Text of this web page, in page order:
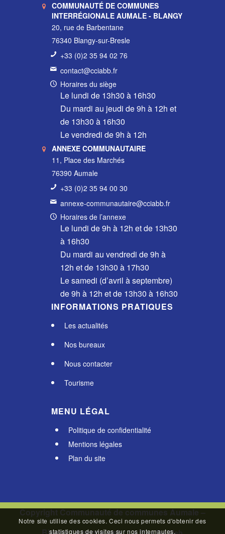
COMMUNAUTÉ DE COMMUNES
INTERRÉGIONALE AUMALE - BLANGY
20, rue de Barbentane
76340 Blangy-sur-Bresle
+33 (0)2 35 94 02 76
contact@cciabb.fr
Horaires du siège
Le lundi de 13h30 à 16h30
Du mardi au jeudi de 9h à 12h et
de 13h30 à 16h30
Le vendredi de 9h à 12h
ANNEXE COMMUNAUTAIRE
11, Place des Marchés
76390 Aumale
+33 (0)2 35 94 00 30
annexe-communautaire@cciabb.fr
Horaires de l’annexe
Le lundi de 9h à 12h et de 13h30
à 16h30
Du mardi au vendredi de 9h à
12h et de 13h30 à 17h30
Le samedi (d’avril à septembre)
de 9h à 12h et de 13h30 à 16h30
INFORMATIONS PRATIQUES
Les actualités
Nos bureaux
Nous contacter
Tourisme
MENU LÉGAL
Politique de confidentialité
Mentions légales
Plan du site
Copyright Communauté de communes Aumale –
Notre site utilise des cookies. Ceci nous permets d'obtenir des
statistiques de visites sur nos internautes.